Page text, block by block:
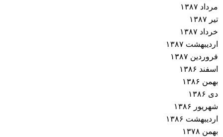
مرداد ۱۳۸۷
تیر ۱۳۸۷
خرداد ۱۳۸۷
اردیبهشت ۱۳۸۷
فروردین ۱۳۸۷
اسفند ۱۳۸۶
بهمن ۱۳۸۶
دی ۱۳۸۶
شهریور ۱۳۸۶
اردیبهشت ۱۳۸۶
بهمن ۱۳۷۸